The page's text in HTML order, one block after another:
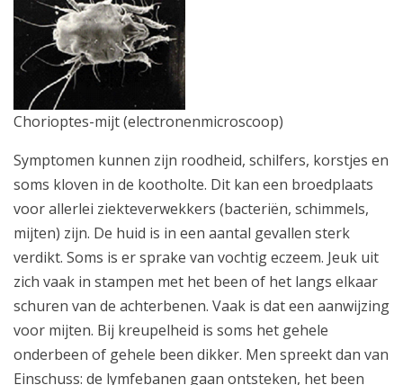
Chorioptes-mijt (electronenmicroscoop)
Symptomen kunnen zijn roodheid, schilfers, korstjes en
soms kloven in de kootholte. Dit kan een broedplaats
voor allerlei ziekteverwekkers (bacteriën, schimmels,
mijten) zijn. De huid is in een aantal gevallen sterk
verdikt. Soms is er sprake van vochtig eczeem. Jeuk uit
zich vaak in stampen met het been of het langs elkaar
schuren van de achterbenen. Vaak is dat een aanwijzing
voor mijten. Bij kreupelheid is soms het gehele
onderbeen of gehele been dikker. Men spreekt dan van
Einschuss: de lymfebanen gaan ontsteken, het been